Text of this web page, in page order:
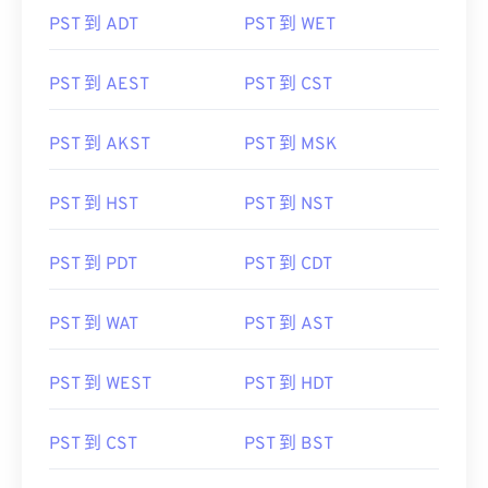
PST 到 ADT PST 到 WET
PST 到 AEST PST 到 CST
PST 到 AKST PST 到 MSK
PST 到 HST PST 到 NST
PST 到 PDT PST 到 CDT
PST 到 WAT PST 到 AST
PST 到 WEST PST 到 HDT
PST 到 CST PST 到 BST